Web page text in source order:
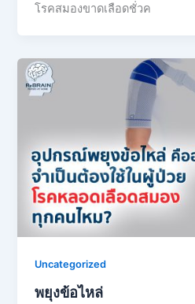
โรคสมองขาดเลือดชั่วค
Uncategorized
พยุงข้อไหล่